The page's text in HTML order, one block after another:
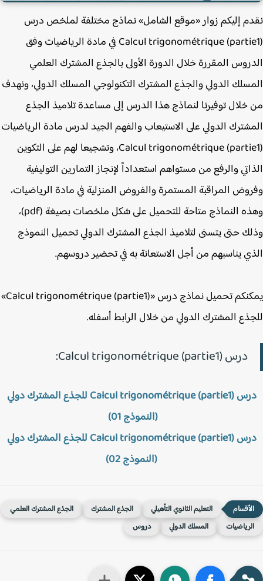
إليكم زوار «موقع الشامل» نماذج مختلفة لملخص درس
Calcul trigonométrique (partie1) في مادة الرياضيات وفق
المقررة خلال الدورة الأولى بالجذع المشترك العلمي
الدولي والجذع المشترك التكنولوجي المسلك الدولي، ونهدف
توفيرنا لنماذج هذا الدرس إلى مساعدة تلاميذ الجذع
الدولي على الاستيعاب والفهم الجيد لدرس مادة الرياضيات
Calcul trigonométrique (partie1)، وتشجيعا لهم على التكوين
والرفع من مستواهم استعداداً لإنجاز التمارين التوليفية
المراقبة المستمرة والفروض المنزلية في مادة الرياضيات،
وهذه النماذج متاحة للتحميل على شكل ملخصات بصيغة (pdf)،
حتى يتسنى لتلاميذ الجذع المشترك الدولي تحميل النموذج
يناسبهم من أجل الاستعانة به في تحضير دروسهم.
يمكنكم تحميل نماذج درس «Calcul trigonométrique (partie1)»
المشترك الدولي من خلال الرابط أسفله.
درس Calcul trigonométrique (partie1):
درس Calcul trigonométrique (partie1) للجذع المشترك دولي
(النموذج 01)
درس Calcul trigonométrique (partie1) للجذع المشترك دولي
(النموذج 02)
التعليم الثانوي التأهيلي الجذع المشترك
الجذع المشترك العلمي
المسلك الدولي دروس